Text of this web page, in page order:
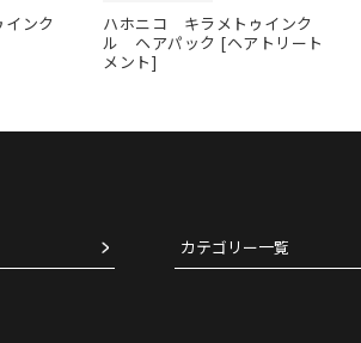
ンク
ハホニコ キラメトゥインク
ル ヘアパック [ヘアトリート
メント]
カテゴリー一覧